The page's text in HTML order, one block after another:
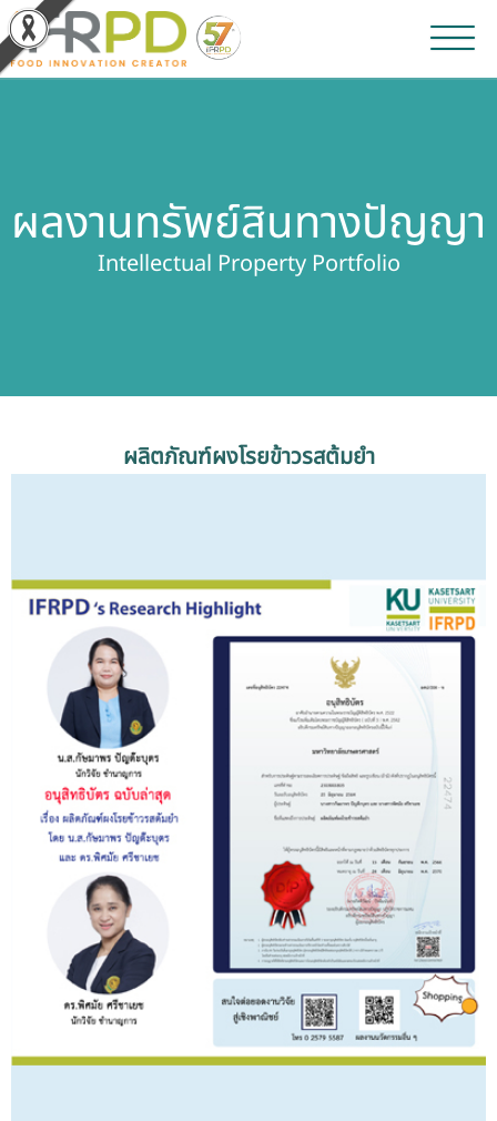
ผลิตภัณฑ์และจำหน่าย
เกี่ยวกับสถาบัน
บุคลากรสถาบัน
ติดต่อเรา
สายตรงผู้บริหาร
ผลงานทรัพย์สินทางปัญญา
Intellectual Property Portfolio
ผลิตภัณฑ์ผงโรยข้าวรสต้มยำ